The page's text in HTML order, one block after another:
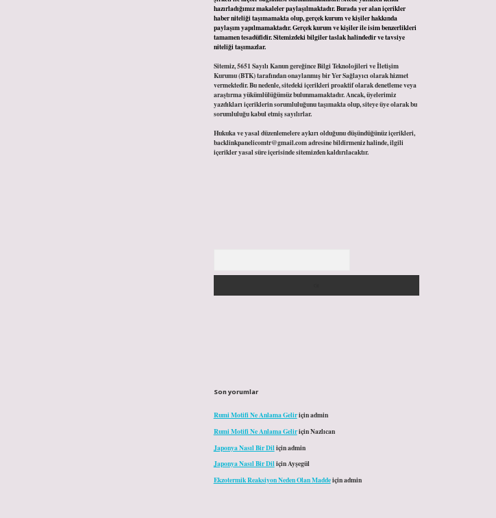
hazırladığımız makaleler paylaşılmaktadır. Burada yer alan içerikler
haber niteliği taşımamakta olup, gerçek kurum ve kişiler hakkında
paylaşım yapılmamaktadır. Gerçek kurum ve kişiler ile isim benzerlikleri
tamamen tesadüfidir. Sitemizdeki bilgiler taslak halindedir ve tavsiye
niteliği taşımazlar.
Sitemiz, 5651 Sayılı Kanun gereğince Bilgi Teknolojileri ve İletişim
Kurumu (BTK) tarafından onaylanmış bir Yer Sağlayıcı olarak hizmet
vermektedir. Bu nedenle, sitedeki içerikleri proaktif olarak denetleme veya
araştırma yükümlülüğümüz bulunmamaktadır. Ancak, üyelerimiz
yazdıkları içeriklerin sorumluluğunu taşımakta olup, siteye üye olarak bu
sorumluluğu kabul etmiş sayılırlar.
Hukuka ve yasal düzenlemelere aykırı olduğunu düşündüğünüz içerikleri,
backlinkpanelicomtr@gmail.comadresine bildirmeniz halinde, ilgili
içerikler yasal süre içerisinde sitemizden kaldırılacaktır.
Son yorumlar
Rumi Motifi Ne Anlama Geliriçinadmin
Rumi Motifi Ne Anlama GeliriçinNazlıcan
Japonya Nasıl Bir Dil içinadmin
Japonya Nasıl Bir DiliçinAyşegül
Ekzotermik Reaksiyon Neden Olan Maddeiçinadmin